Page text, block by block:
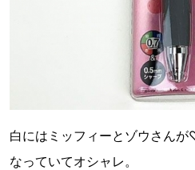
白にはミッフィーとゾウさん
なっていてオシャレ。